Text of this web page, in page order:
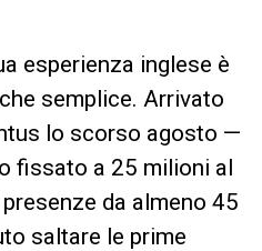
esperienza inglese è
semplice. Arrivato
lo scorso agosto —
fissato a 25 milioni al
da almeno 45
saltare le prime